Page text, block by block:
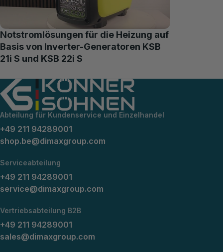
Notstromlösungen für die Heizung auf
Basis von Inverter-Generatoren KSB
21i S und KSB 22i S
Abteilung für Kundenservice und Einzelhandel
+49 211 94289001
shop.be@dimaxgroup.com
Serviceabteilung
+49 211 94289001
service@dimaxgroup.com
Vertriebsabteilung B2B
+49 211 94289001
sales@dimaxgroup.com